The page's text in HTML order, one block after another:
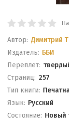
Автор: Димитрий
Издатель: ББИ
Переплет:
Cтраниц: 257
Тип книги:
Язык: Русский
Состояние: Новый